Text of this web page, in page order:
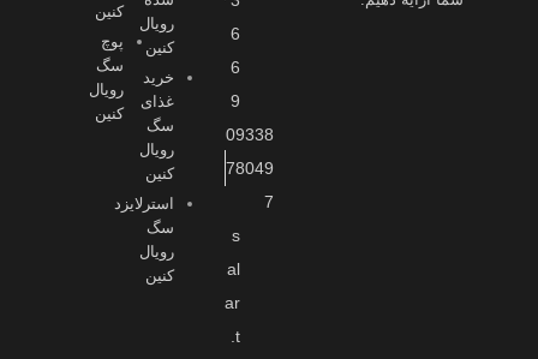
6
6
9
09338
78049
7
s
al
ar
.t
رویال
کنین
خرید
غذای
سگ
رویال
کنین
استرلایزد
سگ
رویال
کنین
کنین
پوچ
سگ
رویال
کنین